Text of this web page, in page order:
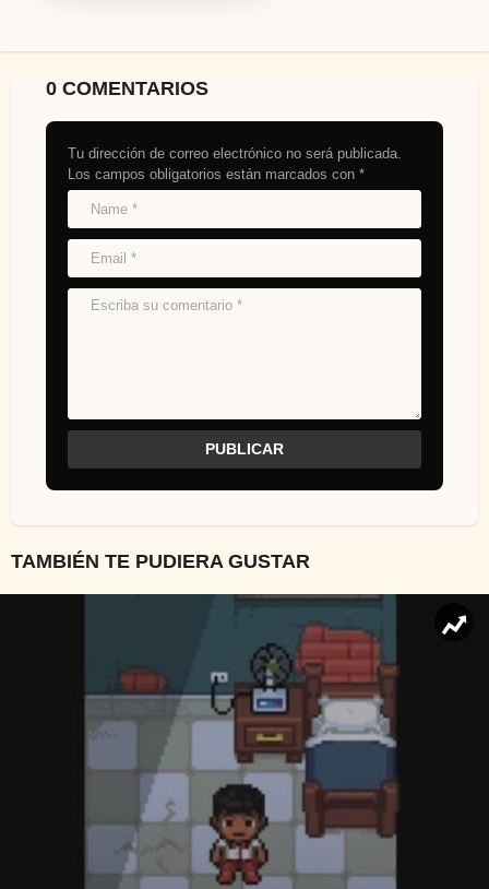
0 COMENTARIOS
Tu dirección de correo electrónico no será publicada.
Los campos obligatorios están marcados con *
TAMBIÉN TE PUDIERA GUSTAR